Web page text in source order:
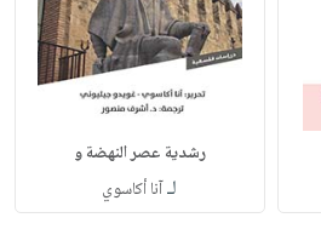
رشدية عصر النهضة و
لـآنا أكاسوي